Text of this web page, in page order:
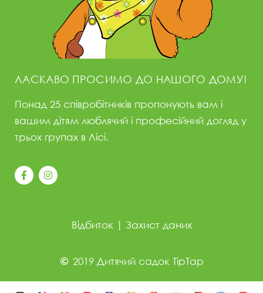
ЛАСКАВО ПРОСИМО ДО НАШОГО ДОМУ!
Понад 25 співробітників пропонують вам і
вашим дітям люблячий і професійний догляд у
трьох групах в Лісі.
Відбиток | Захист даних
2019 Дитячий садок TipTap